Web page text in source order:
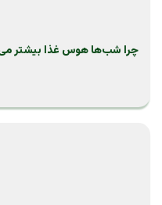
چرا شب‌ها هوس غذا بیشتر